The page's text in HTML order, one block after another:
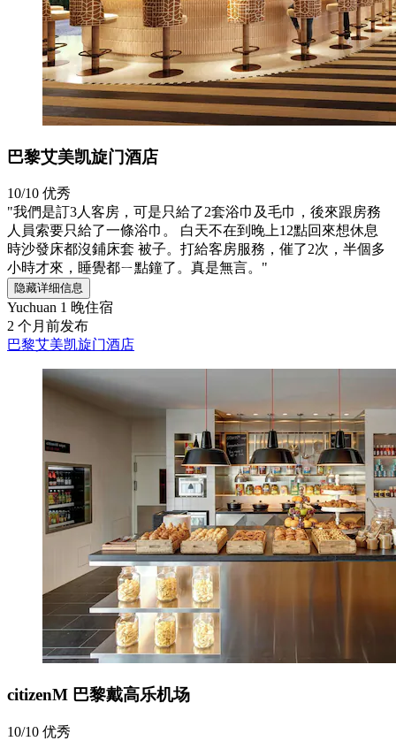
巴黎艾美凯旋门酒店
10/10 优秀
"我們是訂3人客房，可是只給了2套浴巾及毛巾，後來跟房務
人員索要只給了一條浴巾。 白天不在到晚上12點回來想休息
時沙發床都沒鋪床套 被子。打給客房服務，催了2次，半個多
小時才來，睡覺都ㄧ點鐘了。真是無言。"
隐藏详细信息
Yuchuan 1 晚住宿
2 个月前发布
巴黎艾美凯旋门酒店
citizenM 巴黎戴高乐机场
10/10 优秀